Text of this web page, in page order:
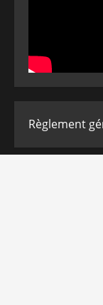
Règlement